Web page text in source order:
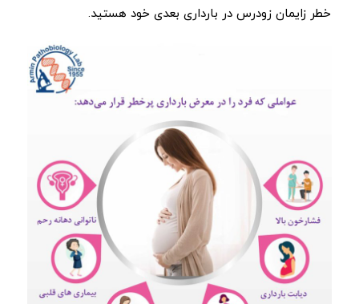
خطر زایمان زودرس در بارداری بعدی خود هستید.